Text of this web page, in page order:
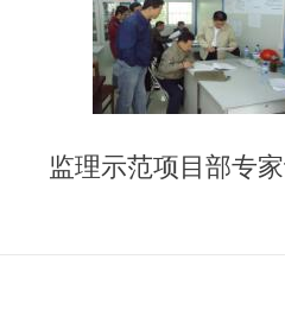
监理示范项目部专